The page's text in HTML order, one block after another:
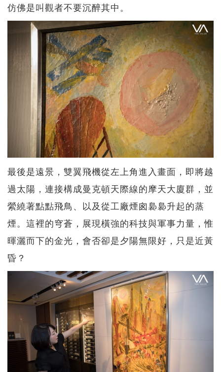
仿佛是叫觀者不要沉醉其中。
最後是遠景，雙翼飛機從左上角進入畫面，即將越
過太陽，連接構成曼克頓天際線的摩天大廈群，並
縈繞著點點飛鳥、以及從工廠煙囪裊裊升起的蒸
煙。這裡的穹蒼，展現橫強的科技與軍事力量，惟
暉灑而下的金光，會否卻是夕陽無限好，只是近黃
昏？